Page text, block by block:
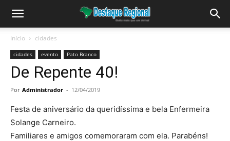
Início cidades
cidades evento Pato Branco
De Repente 40!
Por Administrador - 12/04/2019
Festa de aniversário da queridíssima e bela Enfermeira
Solange Carneiro.
Familiares e amigos comemoraram com ela. Parabéns!